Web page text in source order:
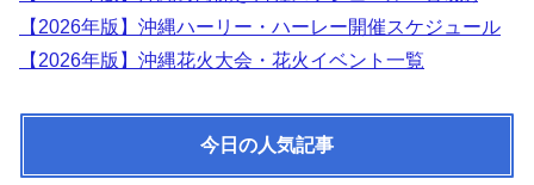
【2026年版】沖縄ハーリー・ハーレー開催スケジュール
【2026年版】沖縄花火大会・花火イベント一覧
今日の人気記事